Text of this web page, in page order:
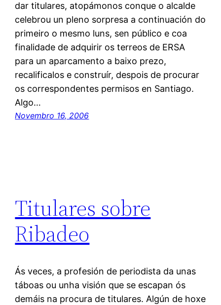
dar titulares, atopámonos conque o alcalde
celebrou un pleno sorpresa a continuación do
primeiro o mesmo luns, sen público e coa
finalidade de adquirir os terreos de ERSA
para un aparcamento a baixo prezo,
recalificalos e construír, despois de procurar
os correspondentes permisos en Santiago.
Algo…
Novembro 16, 2006
Titulares sobre
Ribadeo
Ás veces, a profesión de periodista da unas
táboas ou unha visión que se escapan ós
demáis na procura de titulares. Algún de hoxe